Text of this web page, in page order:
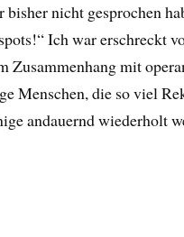
nicht gesprochen
Ich war erschreckt
Zusammenhang mit
Menschen, die so viel
andauernd wiederholt